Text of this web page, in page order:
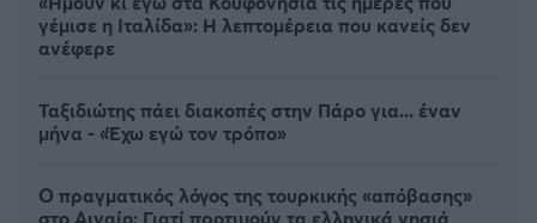
γέμισε η Ιταλίδα»: Η λεπτομέρεια που κανείς δεν
ανέφερε
Ταξιδιώτης πάει διακοπές στην Πάρο για... έναν
μήνα - «Έχω εγώ τον τρόπο»
Ο πραγματικός λόγος της τουρκικής «απόβασης»
στο Αιγαίο: Γιατί προτιμούν τα ελληνικά νησιά